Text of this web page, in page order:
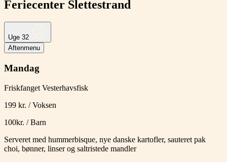
Feriecenter Slettestrand
Uge 32
Aftenmenu
Mandag
Friskfanget Vesterhavsfisk
199 kr. / Voksen
100kr. / Barn
Serveret med hummerbisque, nye danske kartofler, sauteret pak
choi, bønner, linser og saltristede mandler